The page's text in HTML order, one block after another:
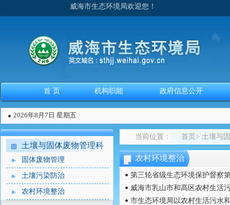
威海市生态环境局欢迎您！
首 页 机构职能 政府信息公开
2026年8月7日 星期五
土壤与固体废物管理科
固体废物管理
土壤污染防治
农村环境整治
当前位置： 首页 > 土壤与
农村环境整治
第三轮省级生态环境保护督察
威海市乳山市和高区农村生活
市生态环境局以农村生活污水